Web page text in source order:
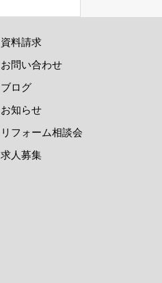
資料請求
お問い合わせ
ブログ
お知らせ
リフォーム相談会
求人募集